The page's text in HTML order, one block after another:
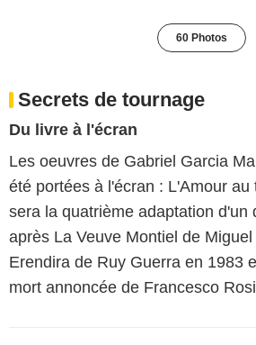
60 Photos
Secrets de tournage
Du livre à l'écran
Les oeuvres de Gabriel Garcia
été portées à l'écran : L'Amour au
sera la quatrième adaptation d'un
après La Veuve Montiel de
Erendira de Ruy Guerra en 1983
mort annoncée de Francesco